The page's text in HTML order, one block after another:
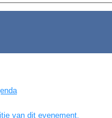
van dit evenement.